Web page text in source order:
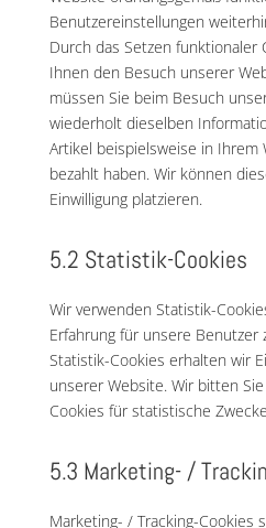
Benutzereinstellungen
Durch das Setzen funktionaler
Ihnen den Besuch unserer
müssen Sie beim Besuch
wiederholt dieselben
Artikel beispielsweise in Ihrem
bezahlt haben. Wir können
Einwilligung platzieren.
5.2 Statistik-Cookies
Wir verwenden Statistik-
Erfahrung für unsere
Statistik-Cookies erhalten wir
unserer Website. Wir bitten
Cookies für statistische
5.3 Marketing- /
Marketing- / Tracking-Cookies